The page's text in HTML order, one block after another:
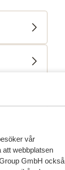
vår
att webbplatsen
GmbH också